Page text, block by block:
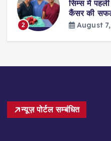
2
सिम्स में
कैंसर की
August
न्यूज़ पोर्टल सम्बंधित